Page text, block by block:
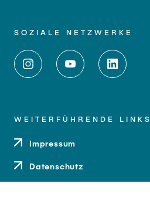
SOZIALE NETZWERKE
WEITERFÜHRENDE LINKS
Impressum
Datenschutz